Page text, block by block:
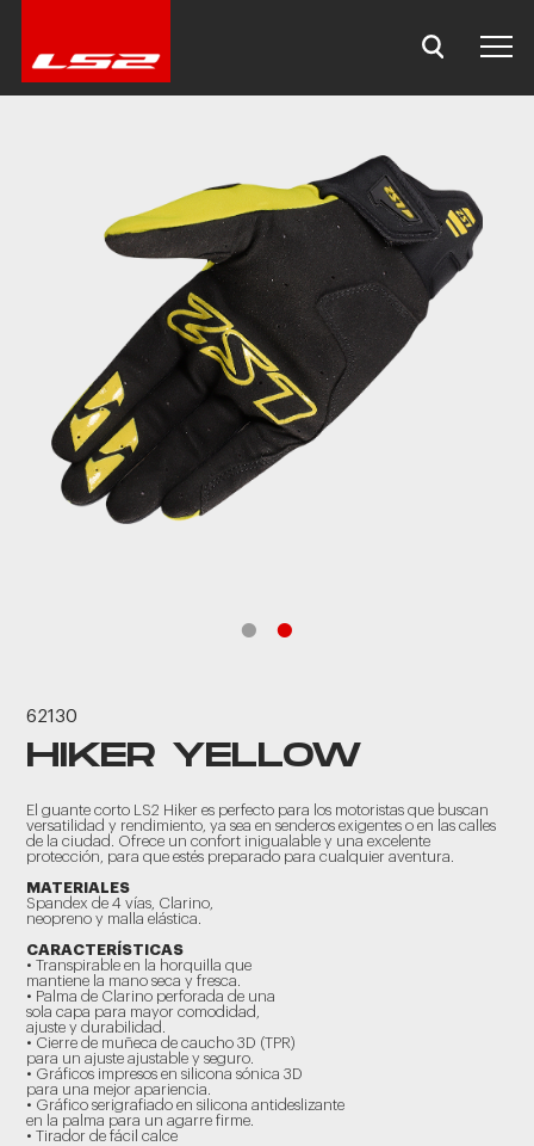
62130
HIKER YELLOW
El guante corto LS2 Hiker es perfecto para los motoristas que buscan
versatilidad y rendimiento, ya sea en senderos exigentes o en las calles
de la ciudad. Ofrece un confort inigualable y una excelente
protección, para que estés preparado para cualquier aventura.
MATERIALES
Spandex de 4 vías, Clarino,
neopreno y malla elástica.
CARACTERÍSTICAS
• Transpirable en la horquilla que
mantiene la mano seca y fresca.
• Palma de Clarino perforada de una
sola capa para mayor comodidad,
ajuste y durabilidad.
• Cierre de muñeca de caucho 3D (TPR)
para un ajuste ajustable y seguro.
• Gráficos impresos en silicona sónica 3D
para una mejor apariencia.
• Gráfico serigrafiado en silicona antideslizante
en la palma para un agarre firme.
• Tirador de fácil calce